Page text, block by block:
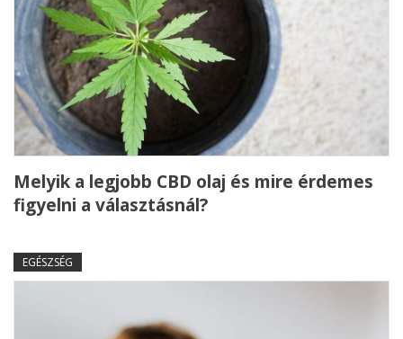
Melyik a legjobb CBD olaj és mire érdemes
figyelni a választásnál?
EGÉSZSÉG